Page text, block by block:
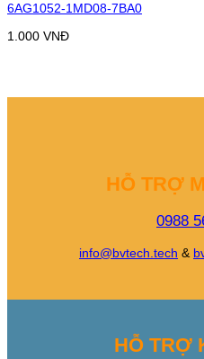
6AG1052-1MD08-7BA0
1.000 VNĐ
HỖ TRỢ
0988
info@bvtech.tech &
HỖ TRỢ